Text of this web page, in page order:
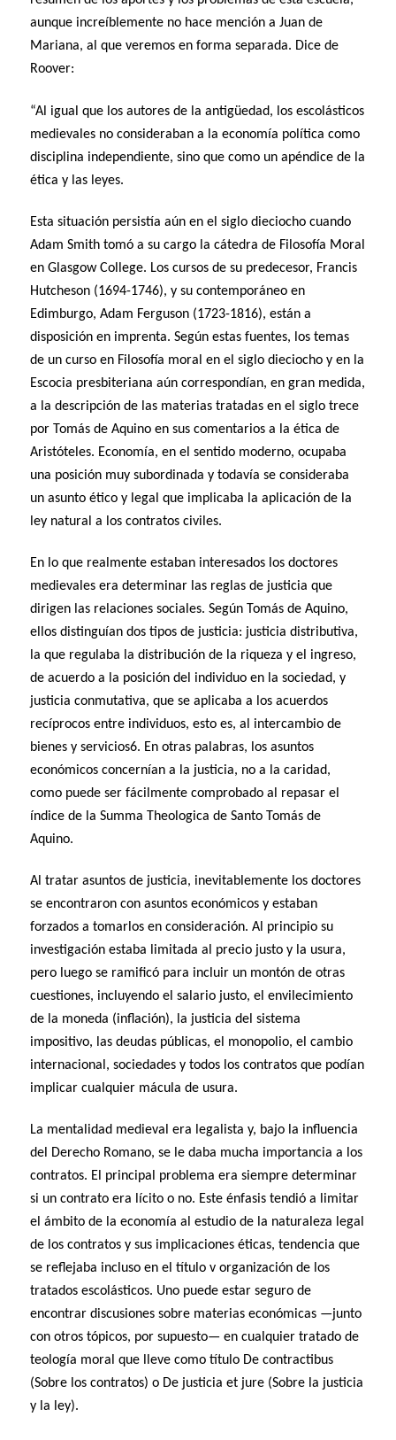
aunque increíblemente no hace mención a Juan de
Mariana, al que veremos en forma separada. Dice de
Roover:
“Al igual que los autores de la antigüedad, los escolásticos
medievales no consideraban a la economía política como
disciplina independiente, sino que como un apéndice de la
ética y las leyes.
Esta situación persistía aún en el siglo dieciocho cuando
Adam Smith tomó a su cargo la cátedra de Filosofía Moral
en Glasgow College. Los cursos de su predecesor, Francis
Hutcheson (1694-1746), y su contemporáneo en
Edimburgo, Adam Ferguson (1723-1816), están a
disposición en imprenta. Según estas fuentes, los temas
de un curso en Filosofía moral en el siglo dieciocho y en la
Escocia presbiteriana aún correspondían, en gran medida,
a la descripción de las materias tratadas en el siglo trece
por Tomás de Aquino en sus comentarios a la ética de
Aristóteles. Economía, en el sentido moderno, ocupaba
una posición muy subordinada y todavía se consideraba
un asunto ético y legal que implicaba la aplicación de la
ley natural a los contratos civiles.
En lo que realmente estaban interesados los doctores
medievales era determinar las reglas de justicia que
dirigen las relaciones sociales. Según Tomás de Aquino,
ellos distinguían dos tipos de justicia: justicia distributiva,
la que regulaba la distribución de la riqueza y el ingreso,
de acuerdo a la posición del individuo en la sociedad, y
justicia conmutativa, que se aplicaba a los acuerdos
recíprocos entre individuos, esto es, al intercambio de
bienes y servicios6. En otras palabras, los asuntos
económicos concernían a la justicia, no a la caridad,
como puede ser fácilmente comprobado al repasar el
índice de la Summa Theologica de Santo Tomás de
Aquino.
Al tratar asuntos de justicia, inevitablemente los doctores
se encontraron con asuntos económicos y estaban
forzados a tomarlos en consideración. Al principio su
investigación estaba limitada al precio justo y la usura,
pero luego se ramificó para incluir un montón de otras
cuestiones, incluyendo el salario justo, el envilecimiento
de la moneda (inflación), la justicia del sistema
impositivo, las deudas públicas, el monopolio, el cambio
internacional, sociedades y todos los contratos que podían
implicar cualquier mácula de usura.
La mentalidad medieval era legalista y, bajo la influencia
del Derecho Romano, se le daba mucha importancia a los
contratos. El principal problema era siempre determinar
si un contrato era lícito o no. Este énfasis tendió a limitar
el ámbito de la economía al estudio de la naturaleza legal
de los contratos y sus implicaciones éticas, tendencia que
se reflejaba incluso en el título v organización de los
tratados escolásticos. Uno puede estar seguro de
encontrar discusiones sobre materias económicas —junto
con otros tópicos, por supuesto— en cualquier tratado de
teología moral que lleve como título De contractibus
(Sobre los contratos) o De justicia et jure (Sobre la justicia
y la ley).